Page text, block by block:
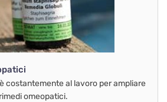
costantemente al lavoro per ampliare
omeopatici.